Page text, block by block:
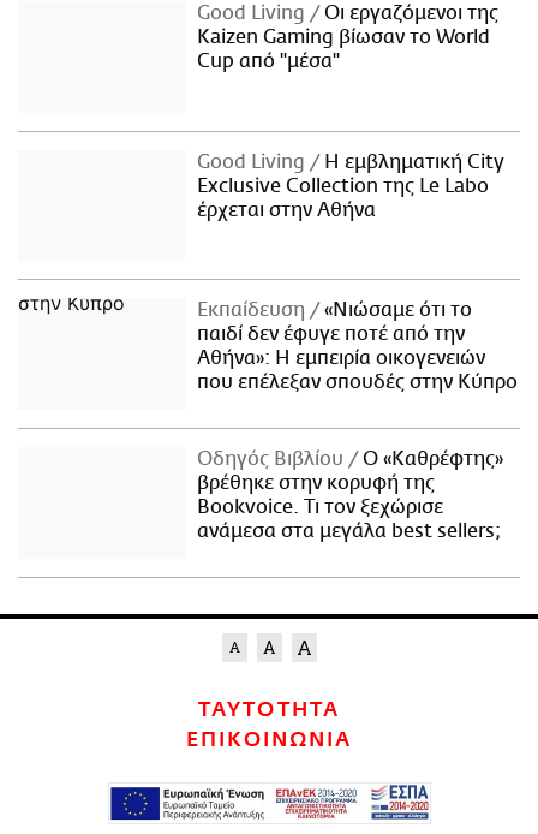
Good Living
Οι εργαζόμενοι της
Kaizen Gaming βίωσαν το World
Cup από "μέσα"
Good Living
Η εμβληματική City
Exclusive Collection της Le Labo
έρχεται στην Αθήνα
Εκπαίδευση
«Νιώσαμε ότι το
παιδί δεν έφυγε ποτέ από την
Αθήνα»: Η εμπειρία οικογενειών
που επέλεξαν σπουδές στην Κύπρο
Οδηγός Βιβλίου
Ο «Καθρέφτης»
βρέθηκε στην κορυφή της
Bookvoice. Τι τον ξεχώρισε
ανάμεσα στα μεγάλα best sellers;
ΤΑΥΤΟΤΗΤΑ
ΕΠΙΚΟΙΝΩΝΙΑ